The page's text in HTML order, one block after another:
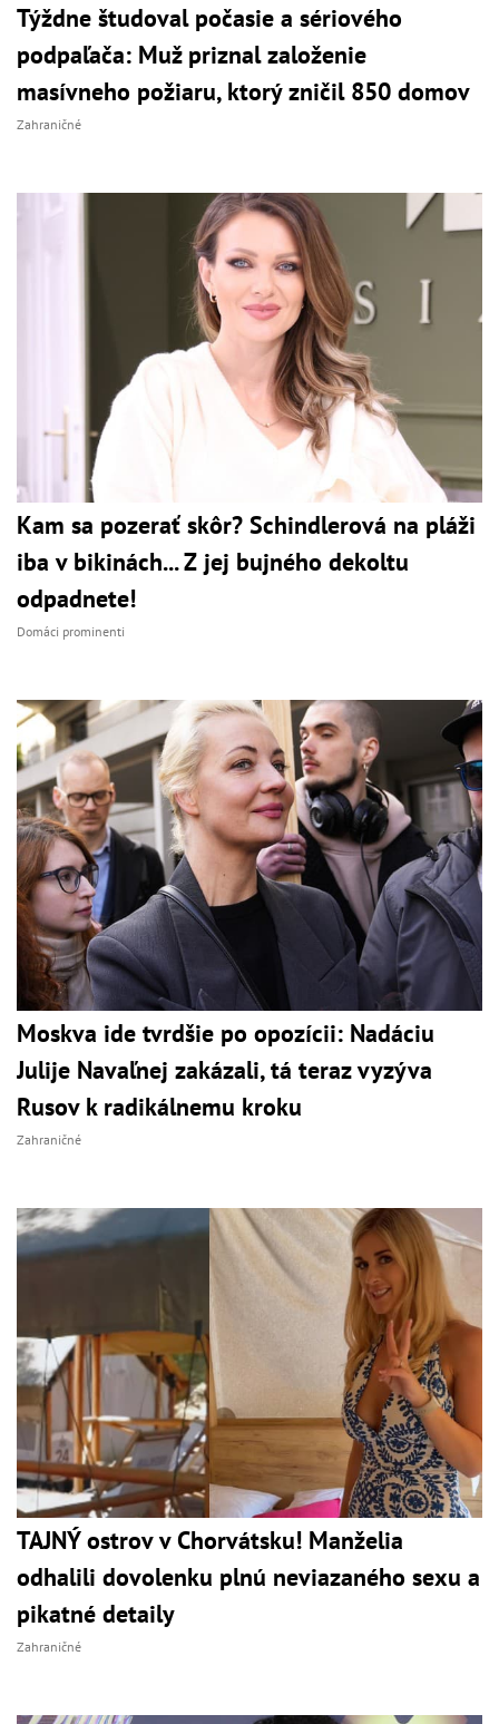
Týždne študoval počasie a sériového
podpaľača: Muž priznal založenie
masívneho požiaru, ktorý zničil 850 domov
Zahraničné
Kam sa pozerať skôr? Schindlerová na pláži
iba v bikinách... Z jej bujného dekoltu
odpadnete!
Domáci prominenti
Moskva ide tvrdšie po opozícii: Nadáciu
Julije Navaľnej zakázali, tá teraz vyzýva
Rusov k radikálnemu kroku
Zahraničné
TAJNÝ ostrov v Chorvátsku! Manželia
odhalili dovolenku plnú neviazaného sexu a
pikatné detaily
Zahraničné